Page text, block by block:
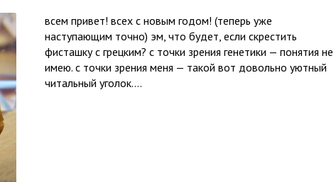
всем привет! всех с новым годом! (теперь уже
наступающим точно) эм, что будет, если скрестить
фисташку с грецким? с точки зрения генетики — понятия не
имею. с точки зрения меня — такой вот довольно уютный
читальный уголок....